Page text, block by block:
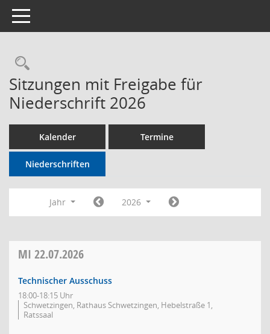
Toggle navigation
Rechercheauswahl
Sitzungen mit Freigabe für
Niederschrift 2026
Kalender Termine
Niederschriften
Jahr 2026
MI 22.07.2026
Technischer Ausschuss
18:00-18:15 Uhr
Schwetzingen, Rathaus Schwetzingen, Hebelstraße 1,
Ratssaal